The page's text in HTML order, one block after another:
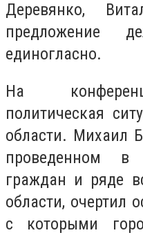
Деревянко,
предложение
единогласно.
На
политическая
области. Михаил
проведенном
граждан и ряде
области, очертил
с которыми